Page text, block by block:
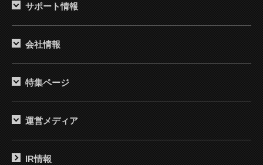
サポート情報
会社情報
特集ページ
運営メディア
IR情報